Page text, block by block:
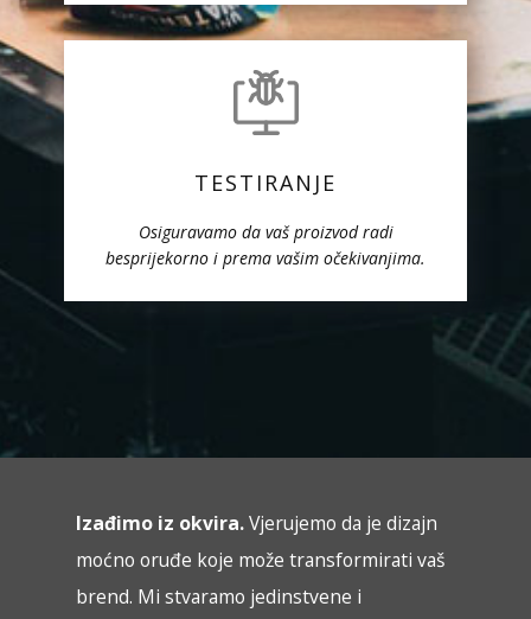
TESTIRANJE
Osiguravamo da vaš proizvod radi
besprijekorno i prema vašim očekivanjima.
Izađimo iz okvira.Vjerujemo da je dizajn
moćno oruđe koje može transformirati vaš
brend. Mi stvaramo jedinstvene i